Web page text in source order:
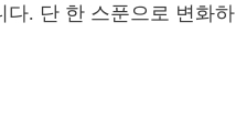
. 단 한 스푼으로 변화하